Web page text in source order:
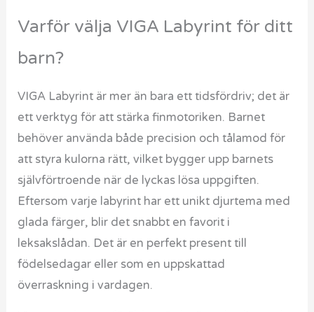
Varför välja VIGA Labyrint för ditt
barn?
VIGA Labyrint är mer än bara ett tidsfördriv; det är
ett verktyg för att stärka finmotoriken. Barnet
behöver använda både precision och tålamod för
att styra kulorna rätt, vilket bygger upp barnets
självförtroende när de lyckas lösa uppgiften.
Eftersom varje labyrint har ett unikt djurtema med
glada färger, blir det snabbt en favorit i
leksakslådan. Det är en perfekt present till
födelsedagar eller som en uppskattad
överraskning i vardagen.